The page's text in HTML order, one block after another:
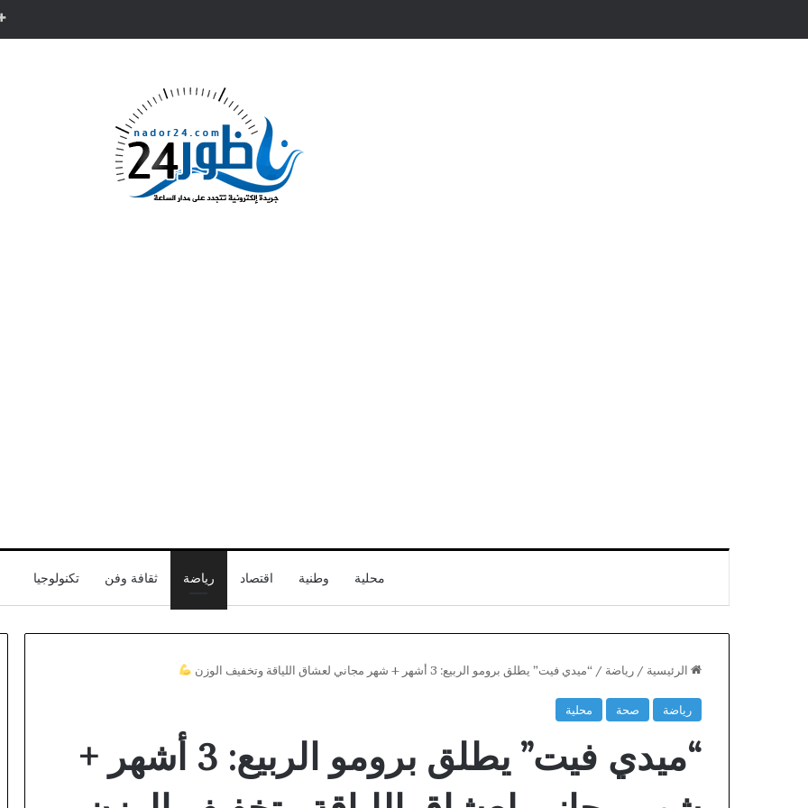
محلية وطنية اقتصاد رياضة ثقافة وفن تكنولوجيا
الرئيسية / رياضة / “ميدي فيت” يطلق برومو الربيع: 3 أشهر + شهر مجاني لعشاق اللياقة وتخفيف الوزن
رياضة صحة محلية
“ميدي فيت” يطلق برومو الربيع: 3 أشهر +
حزب
الاشتراكي
يحسم
تسلط
الضوء
على
الخاصة